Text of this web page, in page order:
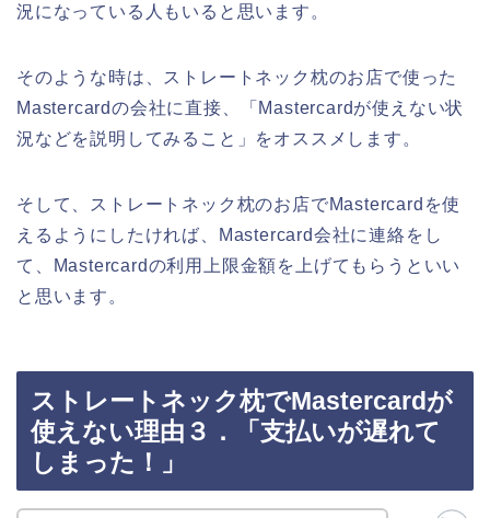
況になっている人もいると思います。
そのような時は、ストレートネック枕のお店で使った
Mastercardの会社に直接、「Mastercardが使えない状
況などを説明してみること」をオススメします。
そして、ストレートネック枕のお店でMastercardを使
えるようにしたければ、Mastercard会社に連絡をし
て、Mastercardの利用上限金額を上げてもらうといい
と思います。
ストレートネック枕でMastercardが
使えない理由３．「支払いが遅れて
しまった！」